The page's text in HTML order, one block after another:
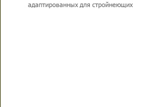
адаптированных для стройнеющих